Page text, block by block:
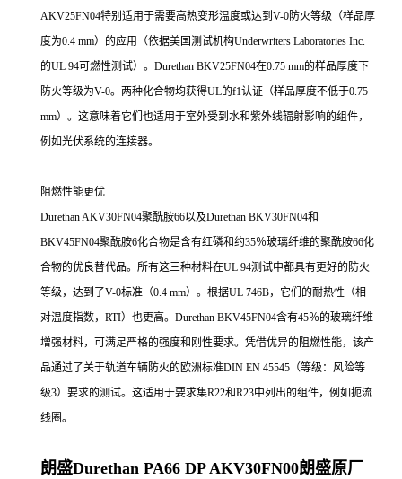
AKV25FN04特别适用于需要高热变形温度或达到V-0防火等级（样品厚
度为0.4 mm）的应用（依据美国测试机构Underwriters Laboratories Inc.
的UL 94可燃性测试）。Durethan BKV25FN04在0.75 mm的样品厚度下
防火等级为V-0。两种化合物均获得UL的f1认证（样品厚度不低于0.75
mm）。这意味着它们也适用于室外受到水和紫外线辐射影响的组件，
例如光伏系统的连接器。
阻燃性能更优
Durethan AKV30FN04聚酰胺66以及Durethan BKV30FN04和
BKV45FN04聚酰胺6化合物是含有红磷和约35％玻璃纤维的聚酰胺66化
合物的优良替代品。所有这三种材料在UL 94测试中都具有更好的防火
等级，达到了V-0标准（0.4 mm）。根据UL 746B，它们的耐热性（相
对温度指数，RTI）也更高。Durethan BKV45FN04含有45％的玻璃纤维
增强材料，可满足严格的强度和刚性要求。凭借优异的阻燃性能，该产
品通过了关于轨道车辆防火的欧洲标准DIN EN 45545（等级：风险等
级3）要求的测试。这适用于要求集R22和R23中列出的组件，例如扼流
线圈。
朗盛Durethan PA66 DP AKV30FN00朗盛原厂